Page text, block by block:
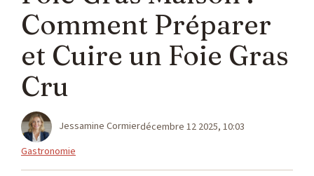
Comment Préparer
et Cuire un Foie Gras
Cru
Jessamine Cormierdécembre 12 2025, 10:03
Catégories
Gastronomie